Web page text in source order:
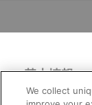
基本情報
We collect